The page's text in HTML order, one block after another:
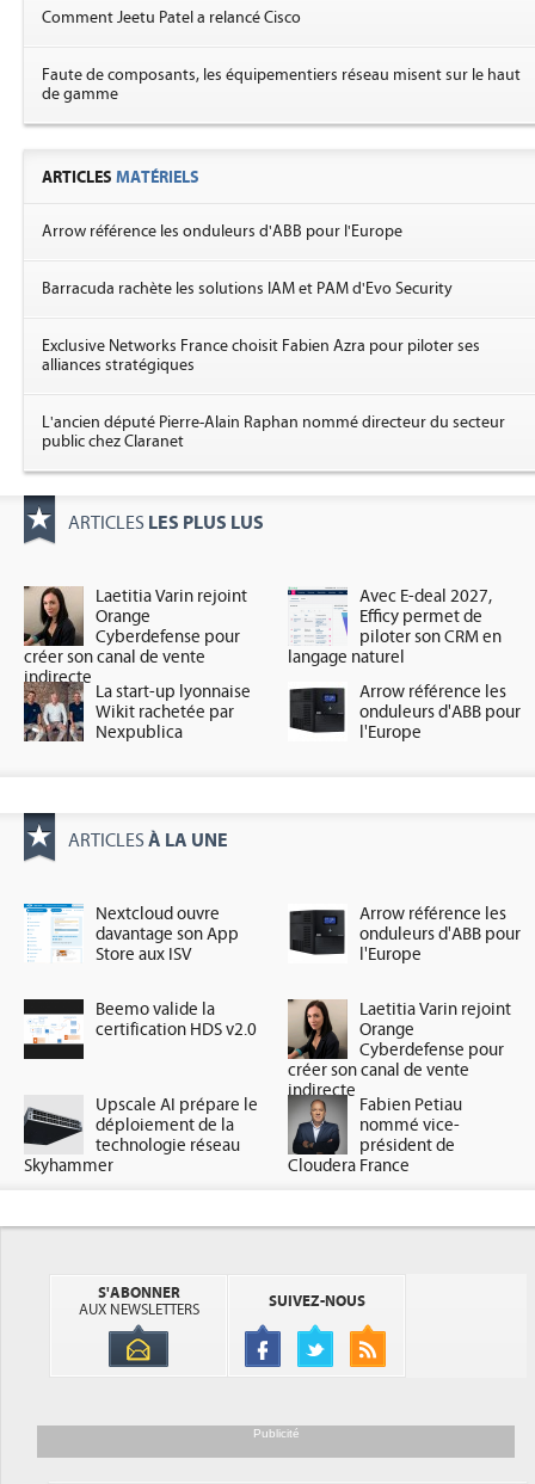
Comment Jeetu Patel a relancé Cisco
Faute de composants, les équipementiers réseau misent sur le haut
de gamme
ARTICLES MATÉRIELS
Arrow référence les onduleurs d'ABB pour l'Europe
Barracuda rachète les solutions IAM et PAM d'Evo Security
Exclusive Networks France choisit Fabien Azra pour piloter ses
alliances stratégiques
L'ancien député Pierre-Alain Raphan nommé directeur du secteur
public chez Claranet
ARTICLES LES PLUS LUS
Laetitia Varin rejoint
Orange
Cyberdefense pour
créer son canal de vente
indirecte
Avec E-deal 2027,
Efficy permet de
piloter son CRM en
langage naturel
La start-up lyonnaise
Wikit rachetée par
Nexpublica
Arrow référence les
onduleurs d'ABB pour
l'Europe
ARTICLES À LA UNE
Nextcloud ouvre
davantage son App
Store aux ISV
Arrow référence les
onduleurs d'ABB pour
l'Europe
Beemo valide la
certification HDS v2.0
Laetitia Varin rejoint
Orange
Cyberdefense pour
créer son canal de vente
indirecte
Upscale AI prépare le
déploiement de la
technologie réseau
Skyhammer
Fabien Petiau
nommé vice-
président de
Cloudera France
S'ABONNER
AUX NEWSLETTERS
SUIVEZ-NOUS
Publicité